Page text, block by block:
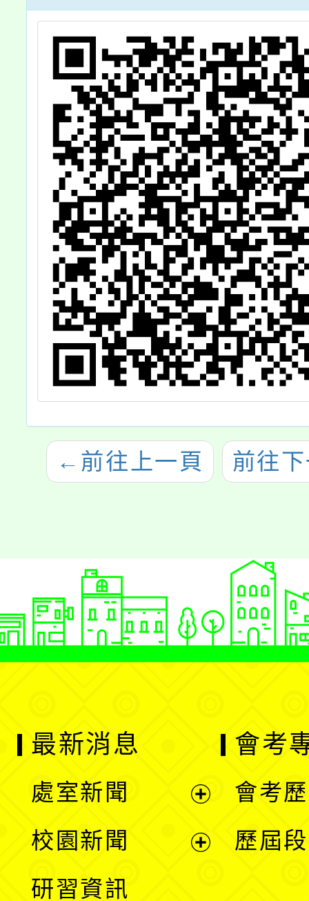
助學
殊專
計畫
申請
成線
將書
(113)
前函
← 前往上一頁 前往
最新消息
處室新聞
校園新聞
研習資訊
會考
會考
歷屆